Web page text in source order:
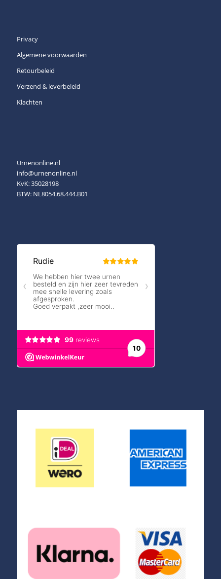
Privacy
Algemene voorwaarden
Retourbeleid
Verzend & leverbeleid
Klachten
Urnenonline.nl
info@urnenonline.nl
KvK: 35028198
BTW: NL8054.68.444.B01